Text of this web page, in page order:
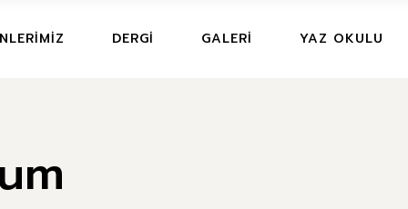
DERGI GALERI YAZ OKULU
RUGBY